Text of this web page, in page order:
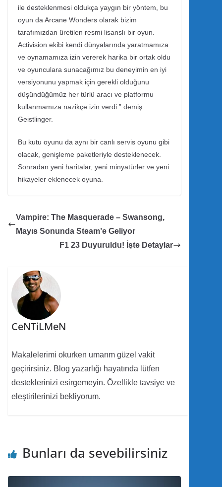
ile desteklenmesi oldukça yaygın bir yöntem, bu
oyun da Arcane Wonders olarak bizim
tarafımızdan üretilen resmi lisanslı bir oyun.
Activision ekibi kendi dünyalarında yaratmamıza
ve oynamamıza izin vererek harika bir ortak oldu
ve oyunculara sunacağımız bu deneyimin en iyi
versiyonunu yapmak için gerekli olduğunu
düşündüğümüz her türlü aracı ve platformu
kullanmamıza nazikçe izin verdi.” demiş
Geistlinger.
Bu kutu oyunu da aynı bir canlı servis oyunu gibi
olacak, genişleme paketleriyle desteklenecek.
Sonradan yeni haritalar, yeni minyatürler ve yeni
hikayeler eklenecek oyuna.
Vampire: The Masquerade – Swansong,
Mayıs Sonunda Steam’e Geliyor
F1 23 Duyuruldu! İşte Detaylar
CeNTiLMeN
Makalelerimi okurken umarım güzel vakit
geçirirsiniz. Blog yazarlığı hayatında lütfen
desteklerinizi esirgemeyin. Özellikle tavsiye ve
eleştirilerinizi bekliyorum.
Bunları da sevebilirsiniz